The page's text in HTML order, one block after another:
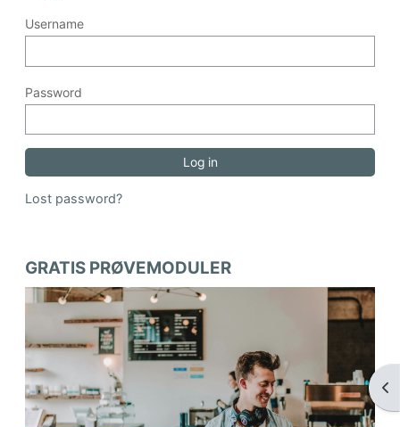
Username
Password
Lost password?
GRATIS PRØVEMODULER